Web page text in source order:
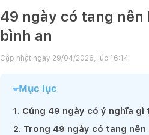
49 ngày có tang
bình an
Cập nhật ngày 29/04/2026, lúc 16:14
Mục lục
1. Cúng 49 ngày có ý nghĩa
2. Trong 49 ngày có tang